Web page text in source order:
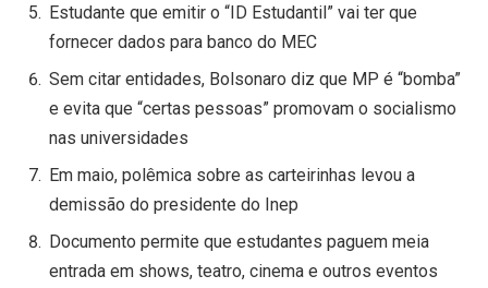
Estudante que emitir o “ID Estudantil” vai ter que
fornecer dados para banco do MEC
Sem citar entidades, Bolsonaro diz que MP é “bomba”
e evita que “certas pessoas” promovam o socialismo
nas universidades
Em maio, polêmica sobre as carteirinhas levou a
demissão do presidente do Inep
Documento permite que estudantes paguem meia
entrada em shows, teatro, cinema e outros eventos